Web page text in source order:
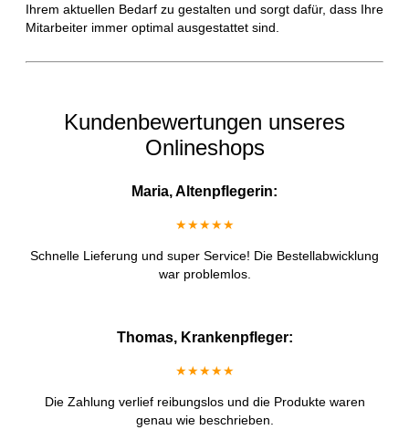
Ihrem aktuellen Bedarf zu gestalten und sorgt dafür, dass Ihre
Mitarbeiter immer optimal ausgestattet sind.
Kundenbewertungen unseres
Onlineshops
Maria, Altenpflegerin:
★★★★★
Schnelle Lieferung und super Service! Die Bestellabwicklung
war problemlos.
Thomas, Krankenpfleger:
★★★★★
Die Zahlung verlief reibungslos und die Produkte waren
genau wie beschrieben.